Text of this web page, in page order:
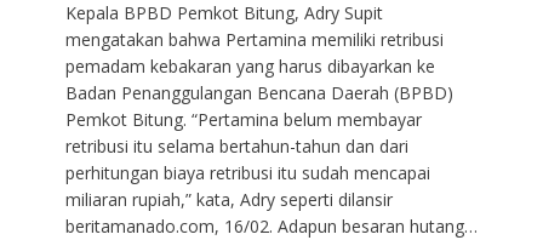
Kepala BPBD Pemkot Bitung, Adry Supit
mengatakan bahwa Pertamina memiliki retribusi
pemadam kebakaran yang harus dibayarkan ke
Badan Penanggulangan Bencana Daerah (BPBD)
Pemkot Bitung. “Pertamina belum membayar
retribusi itu selama bertahun-tahun dan dari
perhitungan biaya retribusi itu sudah mencapai
miliaran rupiah,” kata, Adry seperti dilansir
beritamanado.com, 16/02. Adapun besaran hutang…